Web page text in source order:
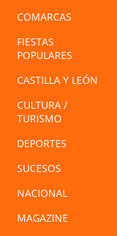
COMARCAS
FIESTAS
POPULARES
CASTILLA Y LEÓN
CULTURA /
TURISMO
DEPORTES
SUCESOS
NACIONAL
MAGAZINE